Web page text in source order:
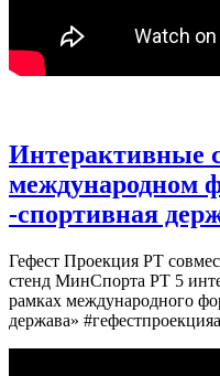
Интерактивные
международном
-спортивная
Гефест Проекция РТ
стенд МинСпорта РТ 5
рамках международного
держава»